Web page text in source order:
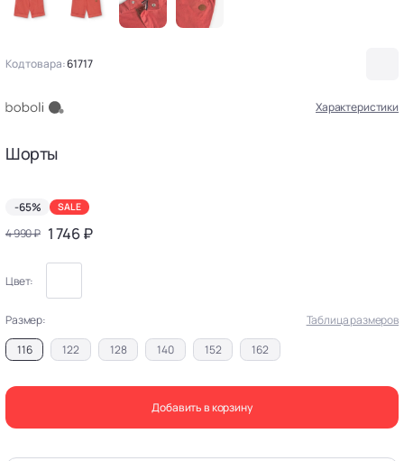
Код товара:61717
Характеристики
Шорты
-65% SALE
4 990 ₽ 1 746 ₽
Цвет:
Размер:
Таблица размеров
116
122 128 140 152 162
Добавить в корзину